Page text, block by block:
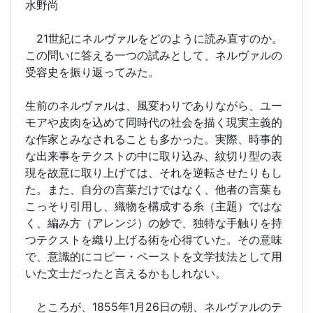
水野尚
21世紀にネルヴァルをどのように読み直すのか。
この問いに答える一つの試みとして、ネルヴァルの
受容史を振り返ってみた。
生前のネルヴァルは、風変わりでありながら、ユー
モアや皮肉を込めて同時代の社会を描く現実主義的
な作家とみなされることも多かった。実際、時事的
な出来事をテクストの中に取り込み、紋切り型の表
現を故意に取り上げては、それを逆転させたりもし
た。また、自分の言葉だけではなく、他者の言葉も
こっそり引用し、織物を構成する糸（主題）ではな
く、編み方（アレンジ）の妙で、独特な手触りを持
つテクストを織り上げる術を心得ていた。その意味
で、意識的にコピー・ペーストを文学技法として用
いた文士だったと言えるかもしれない。
ところが、1855年1月26日の朝、ネルヴァルのテ